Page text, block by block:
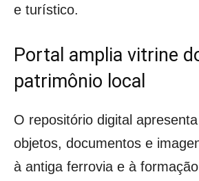
e turístico.
Portal amplia vitrine
patrimônio local
O repositório digital
objetos, documentos e
à antiga ferrovia e à